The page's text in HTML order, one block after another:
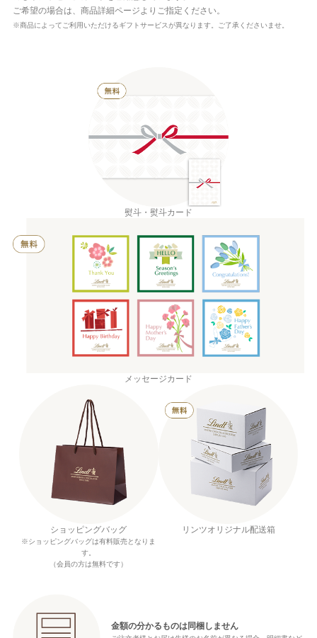
ご希望の場合は、商品詳細ページよりご指定ください。
※商品によってご利用いただけるギフトサービスが異なります。ご了承くださいませ。
熨斗・熨斗カード
メッセージカード
ショッピングバッグ
※ショッピングバッグは有料販売となりま
す。
（会員の方は無料です）
リンツオリジナル配送箱
金額の分かるものは同梱しません